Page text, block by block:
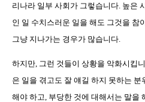
리나라 일부 사회가 그렇습니다 높은
인 일 수치스러운 일을 해도 그것을 참
그냥 지나가는 경우가 많습니다
하지만 그런 것들이 상황을 악화시킵
은 일을 겪고도 잘 얘길 하지 못하는
해야 하고 부당한 것에 대해서는 말을